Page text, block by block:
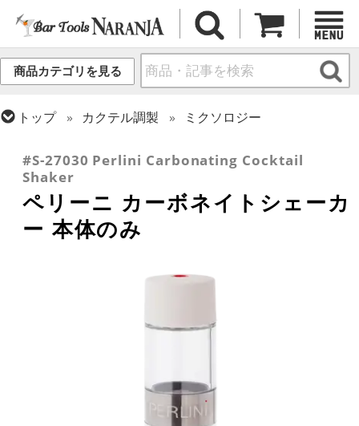
商品カテゴリを見る
トップ カクテル調製
ミクソロジー
#S-27030 Perlini Carbonating Cocktail
Shaker
ペリーニ カーボネイトシェーカ
ー 本体のみ